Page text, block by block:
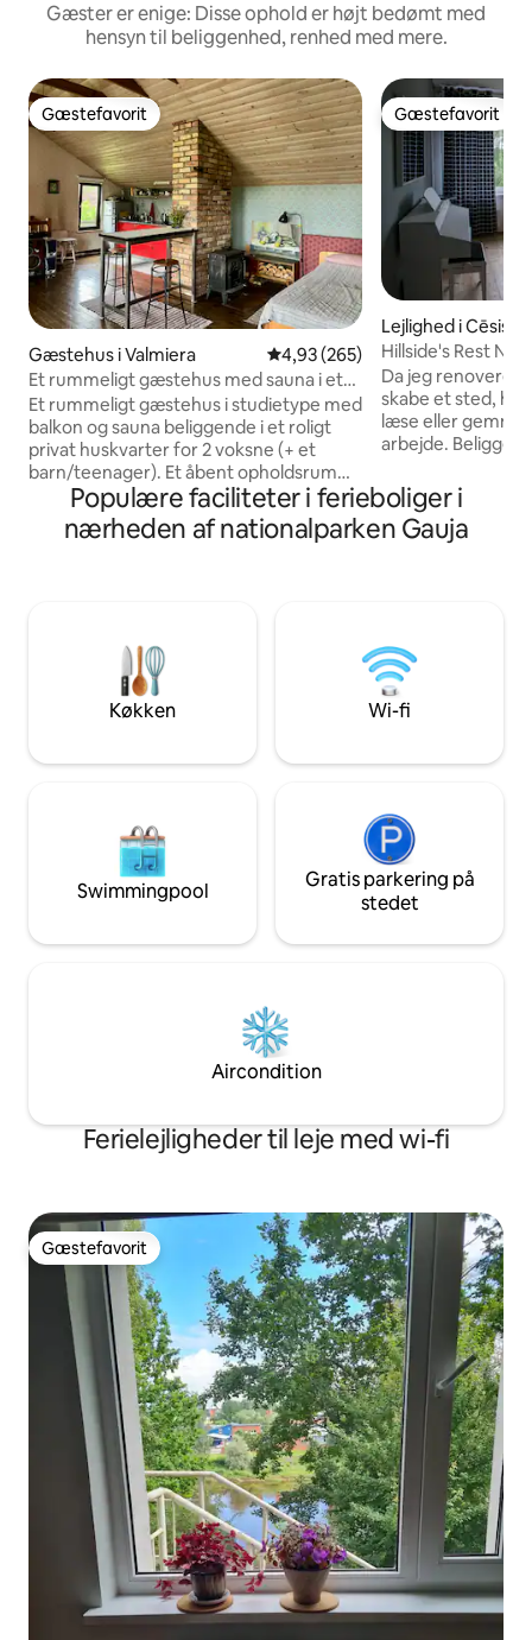
Gæster er enige: Disse ophold er højt bedømt med
hensyn til beliggenhed, renhed med mere.
Gæstefavorit
Gæstefavorit
Gæstehus i Valmiera 4,93 ud af 5 i gennemsnitlig
4,93 (265)
Et rummeligt gæstehus med sauna i et
roligt område
Et rummeligt gæstehus i studietype med
balkon og sauna beliggende i et roligt
privat huskvarter for 2 voksne (+ et
barn/teenager). Et åbent opholdsrum
ovenpå i studietypen; wc, brusebad og
sauna nedenunder. Har store vinduer og
en balkon, der vender ud mod træer og
Kommunikation på lettisk og flydende
engelsk. En hund og en kat kan være i
Gæstefavorit
Gæstefavorit
Lejlighed i Cēsis
Hillside's Rest
Da jeg
skabe et sted,
læse eller
arbejde.
og samtidig føles
overhovedet, da
flodvandringen
naturområder til
Populære faciliteter i ferieboliger i
nærheden af nationalparken Gauja
Køkken Wi-fi
Swimmingpool
Gratis parkering på
stedet
Aircondition
Ferielejligheder til leje med wi-fi
Gæstefavorit
Gæstefavorit